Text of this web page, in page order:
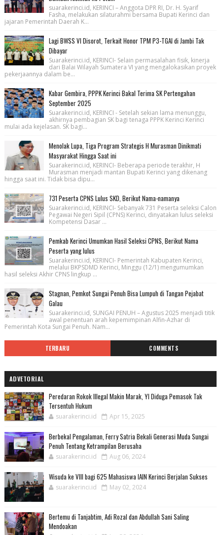
suarakerinci.id, KERINCI – Anggota DPR RI, Dr. H. Syarif
Fasha, melakukan silaturahmi bersama Bupati Kerinci dan
jajaran Pemerintah Daerah K...
Lagi BWSS VI Disorot, Terkait Honor TPM P3-TGAI di Jambi Tak
Dibayar
Suarakerinci.id, KERINCI- Selain permasalahan fisik, kinerja
dari Balai Wilayah Sumatera VI yang mengalokasikan proyek
pekerjaannya dalam be...
Kabar Gembira, PPPK Kerinci Bakal Terima SK Pertengahan
September 2025
Suarakerinci.id, KERINCI - Setelah sekian lama menunggu,
akhirnya pembagian SK bagi tenaga PPPK Kerinci Kerinci
mulai ada kejelasan. SK bagi...
Menolak Lupa, Tiga Program Strategis H Murasman Dinikmati
Masyarakat Hingga Saat ini
Suarakerinci.id, KERINCI- Beberapa periode terakhir, H
Murasman menjadi mantan Bupati Kerinci yang dikenang
hingga saat ini. Tidak bisa dipu...
731 Peserta CPNS Lulus SKD, Berikut Nama-namanya
Suarakerinci.id, KERINCI- Sebanyak 731 Peserta seleksi Calon
Pegawai Negeri Sipil (CPNS) Kerinci, dinyatakan lulus seleksi
Kompetensi Dasar ...
Pemkab Kerinci Umumkan Hasil Seleksi CPNS, Berikut Nama
Peserta yang lulus
Suarakerinci.id, KERINCI- Pemerintah Kabupaten Kerinci,
melalui BKPSDMD Kerinci, Minggu (12/1) mengumumkan
hasil seleksi Akhir CPNS lingkup ...
Stagnan, Pemkot Sungai Penuh Bisa Lumpuh di Tangan Pejabat
Galau
Suarakerinci.id, SUNGAI PENUH – Agustus 2025 menjadi titik
awal penentuan arah kepemimpinan Alfin-Azhar di
Pemerintah Kota Sungai Penuh. Nam...
TERBARU COMMENTS
ADVETORIAL
Peredaran Rokok Illegal Makin Marak, YI Diduga Pemasok Tak
Tersentuh Hukum
suarakerinci.id Apr 15, 2025
Berbekal Pengalaman, Ferry Satria Bekali Generasi Muda Sungai
Penuh Tentang Ketrampilan Berusaha
suarakerinci.id Aug 06, 2024
Wisuda ke VIII bagi 625 Mahasiswa IAIN Kerinci Berjalan Sukses
suarakerinci.id May 02, 2024
Bertemu di Tanjabtim, Adi Rozal dan Abdullah Sani Saling
Mendoakan